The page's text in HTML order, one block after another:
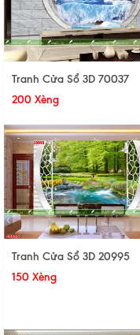
Tranh Cửa Sổ 3D 70037
200 Xèng
Tranh Cửa Sổ 3D 20995
150 Xèng